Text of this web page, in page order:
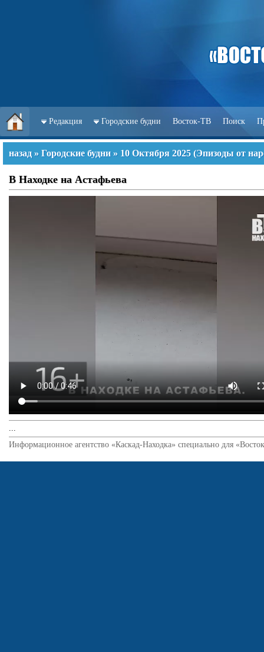
Редакция Городские будни Восток-ТВ Поиск
назад » Городские будни » 10 Октября 2025 (Эпизоды от
В Находке на Астафьева
...
Информационное агентство «Каскад-Находка» специально для